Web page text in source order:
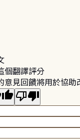
個翻譯評分
意見回饋將用於協